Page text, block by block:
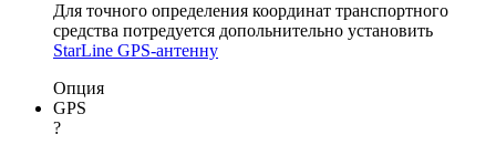
Для точного определения координат транспортного
средства потредуется допольнительно установить
StarLine GPS-антенну
Опция
GPS
?